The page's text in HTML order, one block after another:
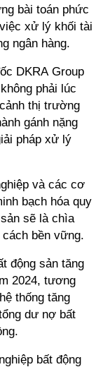
bài toán phức
xử lý khối tài
ngân hàng.
DKRA Group
phải lúc
thị trường
gánh nặng
pháp xử lý
và các cơ
bạch hóa quy
sẽ là chìa
bền vững.
động sản tăng
2024, tương
thống tăng
dư nợ bất
bất động